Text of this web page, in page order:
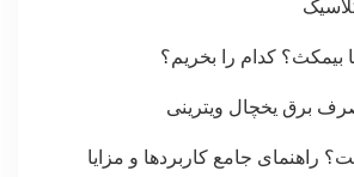
بیمکث؟ کدام را بخریم؟
برق یخچال ویترینی
راهنمای جامع کاربردها و مزایا